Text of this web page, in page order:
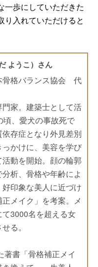
一歩にしていただきた
り入れていただけると
ようこ）さん
骨格バランス協会 代
家。建築士として活
頃、愛犬の事故死で
存症となり外見差別
かけに、美容を学び
動を開始。顔の輪郭
析、骨格や年齢によ
印象な美人に近づけ
メイク」を考案。メ
3000名を超える女
る。
著書「骨格補正メイ